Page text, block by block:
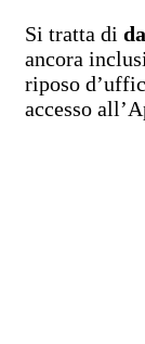
Si tratta di
ancora
riposo
accesso